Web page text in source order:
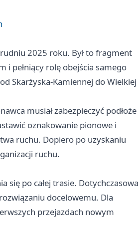
2025 roku. Był to fragment
i pełniący rolę obejścia samego
Skarżyska-Kamiennej do Wielkiej
musiał zabezpieczyć podłoże
oznakowanie pionowe i
ruchu. Dopiero po uzyskaniu
ruchu.
się po całej trasie. Dotychczasowa
docelowemu. Dla
przejazdach nowym